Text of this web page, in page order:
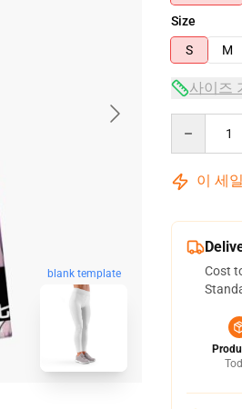
blank template
Size
S
M
사이즈
이 세
Cost